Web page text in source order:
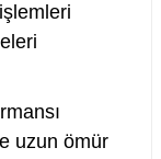
uzun ömür